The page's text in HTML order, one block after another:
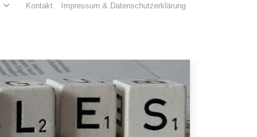
Kontakt Impressum & Datenschutzerklärung